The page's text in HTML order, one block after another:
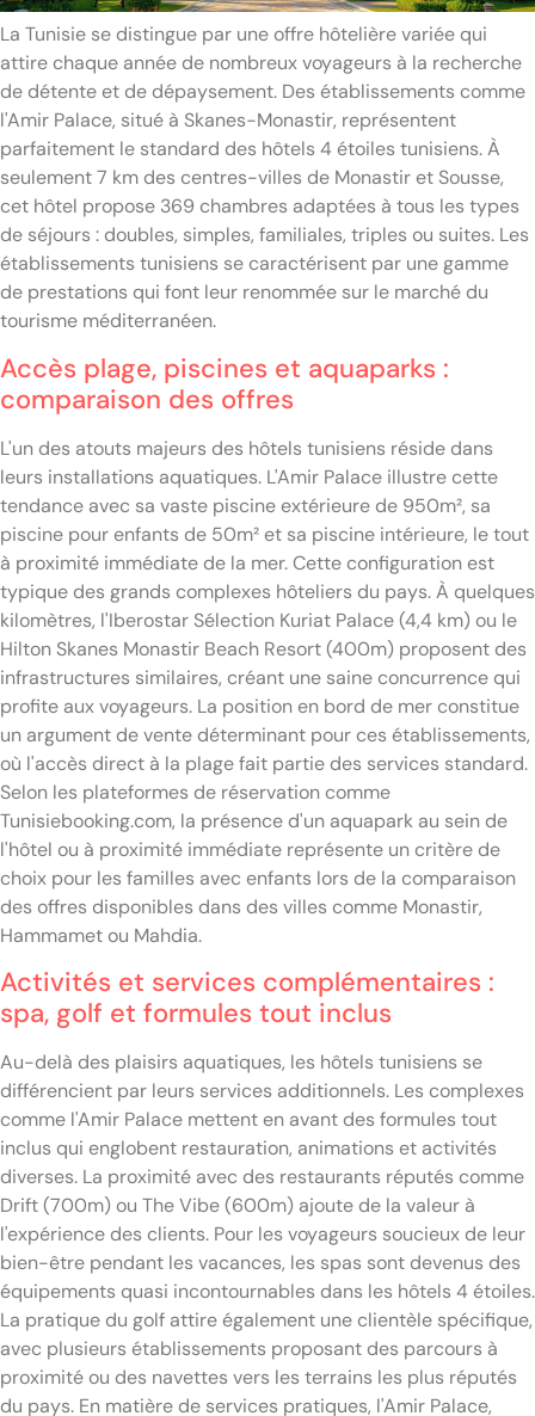
La Tunisie se distingue par une offre hôtelière variée qui
attire chaque année de nombreux voyageurs à la recherche
de détente et de dépaysement. Des établissements comme
l'Amir Palace, situé à Skanes-Monastir, représentent
parfaitement le standard des hôtels 4 étoiles tunisiens. À
seulement 7 km des centres-villes de Monastir et Sousse,
cet hôtel propose 369 chambres adaptées à tous les types
de séjours : doubles, simples, familiales, triples ou suites. Les
établissements tunisiens se caractérisent par une gamme
de prestations qui font leur renommée sur le marché du
tourisme méditerranéen.
Accès plage, piscines et aquaparks :
comparaison des offres
L'un des atouts majeurs des hôtels tunisiens réside dans
leurs installations aquatiques. L'Amir Palace illustre cette
tendance avec sa vaste piscine extérieure de 950m², sa
piscine pour enfants de 50m² et sa piscine intérieure, le tout
à proximité immédiate de la mer. Cette configuration est
typique des grands complexes hôteliers du pays. À quelques
kilomètres, l'Iberostar Sélection Kuriat Palace (4,4 km) ou le
Hilton Skanes Monastir Beach Resort (400m) proposent des
infrastructures similaires, créant une saine concurrence qui
profite aux voyageurs. La position en bord de mer constitue
un argument de vente déterminant pour ces établissements,
où l'accès direct à la plage fait partie des services standard.
Selon les plateformes de réservation comme
Tunisiebooking.com, la présence d'un aquapark au sein de
l'hôtel ou à proximité immédiate représente un critère de
choix pour les familles avec enfants lors de la comparaison
des offres disponibles dans des villes comme Monastir,
Hammamet ou Mahdia.
Activités et services complémentaires :
spa, golf et formules tout inclus
Au-delà des plaisirs aquatiques, les hôtels tunisiens se
différencient par leurs services additionnels. Les complexes
comme l'Amir Palace mettent en avant des formules tout
inclus qui englobent restauration, animations et activités
diverses. La proximité avec des restaurants réputés comme
Drift (700m) ou The Vibe (600m) ajoute de la valeur à
l'expérience des clients. Pour les voyageurs soucieux de leur
bien-être pendant les vacances, les spas sont devenus des
équipements quasi incontournables dans les hôtels 4 étoiles.
La pratique du golf attire également une clientèle spécifique,
avec plusieurs établissements proposant des parcours à
proximité ou des navettes vers les terrains les plus réputés
du pays. En matière de services pratiques, l'Amir Palace,